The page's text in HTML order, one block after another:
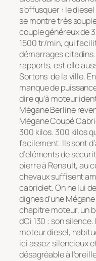
s’offusquer : le
se montre très
couple généreux de
1500 tr/min, qui
démarrages
rapports, est elle
Sortons de la ville.
manque de
dire qu’à moteur
Mégane Berline
Mégane Coupé
300 kilos. 300 kilos
facilement. Ils sont
d’éléments de
pierre à Renault, au
chevaux suffisent
cabriolet. On ne lui
dignes d’une
chapitre moteur, un
dCi 130 : son
moteur diesel,
ici assez silencieux
désagréable à